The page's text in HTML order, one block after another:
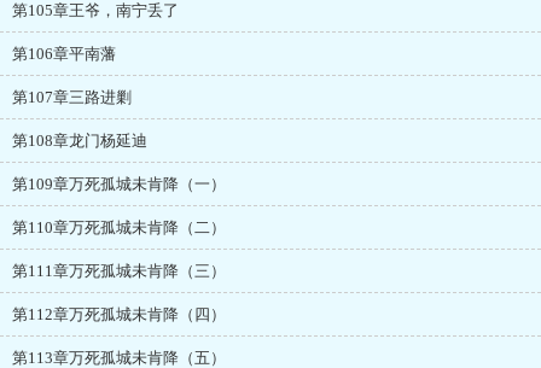
第105章王爷，南宁丢了
第106章平南藩
第107章三路进剿
第108章龙门杨延迪
第109章万死孤城未肯降（一）
第110章万死孤城未肯降（二）
第111章万死孤城未肯降（三）
第112章万死孤城未肯降（四）
第113章万死孤城未肯降（五）